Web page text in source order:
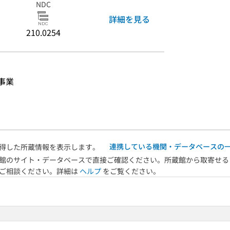
NDC
210.0254
詳細を見る
業
た所蔵情報を表示します。
連携している機関・データベースの
サイト・データベースで直接ご確認ください。所蔵館から取寄せ
相談ください。詳細は ヘルプ をご覧ください。